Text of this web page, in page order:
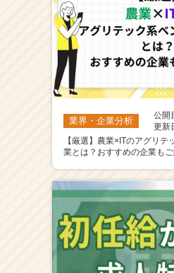
活
イ
チ
キ
ャ
リ
ア
h
e
e
r
C
業界・企業分析
公開
更新
【厳選】農業×ITのアグリテ
業とは？おすすめの企業もご